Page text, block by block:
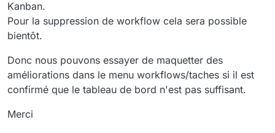
Kanban.
Pour la suppression de workflow cela sera possible
bientôt.
Donc nous pouvons essayer de maquetter des
améliorations dans le menu workflows/taches si il est
confirmé que le tableau de bord n'est pas suffisant.
Merci